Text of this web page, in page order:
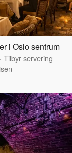
i Oslo sentrum
· Tilbyr servering